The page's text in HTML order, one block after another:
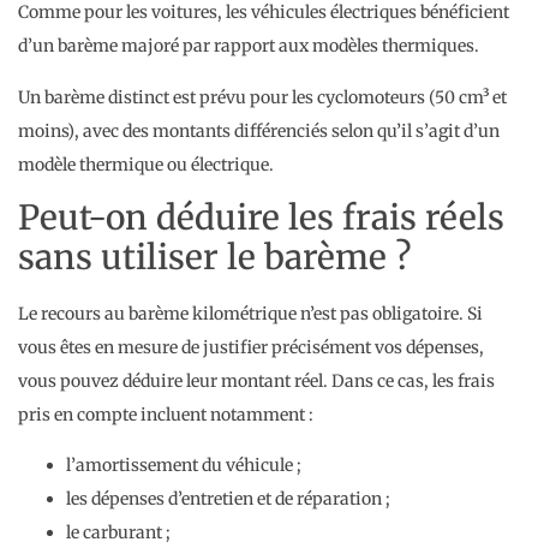
Comme pour les voitures, les véhicules électriques bénéficient
d’un barème majoré par rapport aux modèles thermiques.
Un barème distinct est prévu pour les cyclomoteurs (50 cm³ et
moins), avec des montants différenciés selon qu’il s’agit d’un
modèle thermique ou électrique.
Peut-on déduire les frais réels
sans utiliser le barème ?
Le recours au barème kilométrique n’est pas obligatoire. Si
vous êtes en mesure de justifier précisément vos dépenses,
vous pouvez déduire leur montant réel. Dans ce cas, les frais
pris en compte incluent notamment :
l’amortissement du véhicule ;
les dépenses d’entretien et de réparation ;
le carburant ;